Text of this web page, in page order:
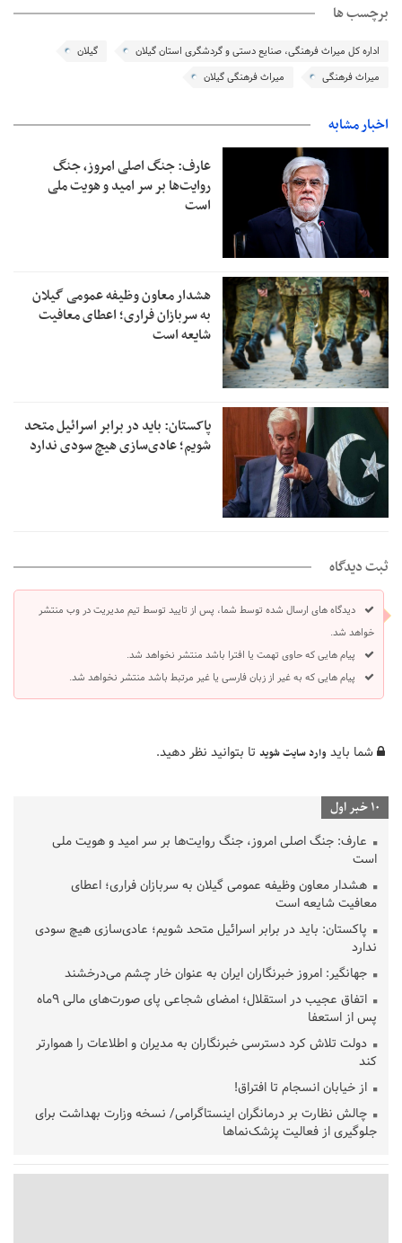
برچسب ها
اداره کل میراث فرهنگی، صنایع دستی و گردشگری استان گیلان
گیلان
میراث فرهنگی
میراث فرهنگی گیلان
اخبار مشابه
عارف: جنگ اصلی امروز، جنگ
روایت‌ها بر سر امید و هویت ملی
است
هشدار معاون وظیفه عمومی گیلان
به سربازان فراری؛ اعطای معافیت
شایعه است
پاکستان: باید در برابر اسرائیل متحد
شویم؛ عادی‌سازی هیچ سودی ندارد
ثبت دیدگاه
دیدگاه های ارسال شده توسط شما، پس از تایید توسط تیم مدیریت در وب منتشر
خواهد شد.
پیام هایی که حاوی تهمت یا افترا باشد منتشر نخواهد شد.
پیام هایی که به غیر از زبان فارسی یا غیر مرتبط باشد منتشر نخواهد شد.
شما باید وارد سایت شوید تا بتوانید نظر دهید.
10 خبر اول
عارف: جنگ اصلی امروز، جنگ روایت‌ها بر سر امید و هویت ملی
است
هشدار معاون وظیفه عمومی گیلان به سربازان فراری؛ اعطای
معافیت شایعه است
پاکستان: باید در برابر اسرائیل متحد شویم؛ عادی‌سازی هیچ سودی
ندارد
جهانگیر: امروز خبرنگاران ایران به عنوان خار چشم می‌درخشند
اتفاق عجیب در استقلال؛ امضای شجاعی پای صورت‌های مالی ٩ماه
پس از استعفا
دولت تلاش کرد دسترسی خبرنگاران به مدیران و اطلاعات را هموارتر
کند
از خیابان انسجام تا افتراق!
چالش نظارت بر درمانگران اینستاگرامی/ نسخه وزارت بهداشت برای
جلوگیری از فعالیت پزشک‌نماها